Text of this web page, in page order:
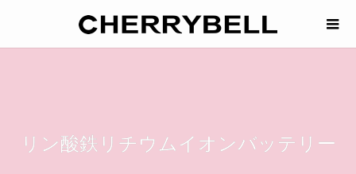
リン酸鉄リチウムイオンバッテリー